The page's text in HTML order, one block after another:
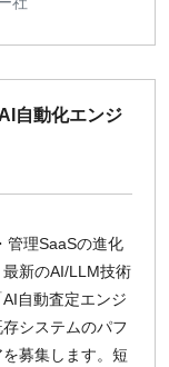
自動化エンジ
管理SaaSの進化
新のAI/LLM技術
自動査定エンジ
システムのパフ
募集します。短